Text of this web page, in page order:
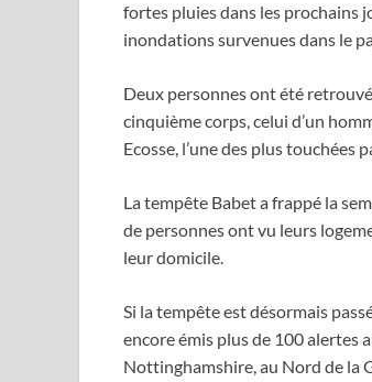
fortes pluies dans les prochains
inondations survenues dans le
Deux personnes ont été
cinquième corps, celui d’un
Ecosse, l’une des plus touchées
La tempête Babet a frappé la
de personnes ont vu leurs
leur domicile.
Si la tempête est désormais
encore émis plus de 100 alertes
Nottinghamshire, au Nord de la